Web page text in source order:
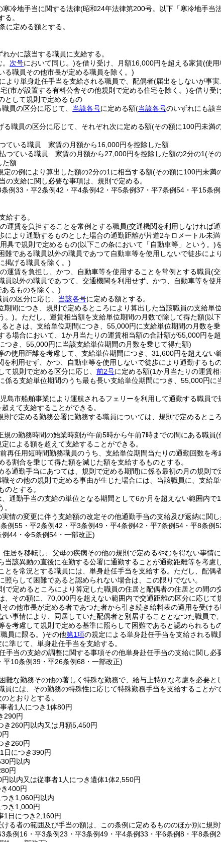
寒冷地手当に関する法律(昭和24年法律第200号。以下「寒冷地手当
る。
に定める額とする。
れかに該当する職員に支給する。
次号において同じ。)を借り受け、月額16,000円を超える家賃(使用
る職員その他市長が定める職員を除く。)
より単身赴任手当を支給される職員で、配偶者(届出をしないが事実
(市が設置する有料公舎その他規則で定める住宅を除く。)を借り受
として規則で定めるもの
員の区分に応じて、 当該各号に定める額(当該各号のいずれにも該
職員の区分に応じて、それぞれ次に定める額(その額に100円未満
ている職員 家賃の月額から16,000円を控除した額
つている職員 家賃の月額から27,000円を控除した額の2分の1(そ
た額
定の例により算出した額の2分の1に相当する額(その額に100円未満
の支給に関し必要な事項は、規則で定める。
例33・平2条例42・平4条例42・平5条例37・平7条例54・平15条
給する。
運賃を負担することを常例とする職員(交通機関を利用しなければ
により通勤するものとした場合の通勤距離が片道2キロメートル未
具で規則で定めるもの(以下この条において「自動車等」という。)
難である職員以外の職員であつて自動車等を使用しないで徒歩によ
掲げる職員を除く。)
運賃を負担し、かつ、自動車等を使用することを常例とする職員(
員以外の職員であつて、交通機関を利用せず、かつ、自動車等を
るものを除く。)
の区分に応じ、 当該各号に定める額とする。
間につき、規則で定めるところにより算出した当該職員の支給単
。)。 ただし、運賃相当額を支給単位期間の月数で除して得た額(以
ときは、支給単位期間につき、55,000円に支給単位期間の月数を
る場合において、1か月当たりの運賃相当額の合計額が55,000円を
つき、55,000円に当該支給単位期間の月数を乗じて得た額)
使用距離を考慮して、支給単位期間につき、31,600円を超えない
利用せず、かつ、自動車等を使用しないで徒歩により通勤するも
規則で定める区分に応じ、 前2号に定める額(1か月当たりの運賃
係る支給単位期間のうち最も長い支給単位期間につき、55,000円
島市船舶事業により運航されるフェリーを利用して通勤する職員
えて支給することができる。
則で定める勤務公署に勤務する職員については、規則で定めるところ
規の勤務時間の始業時刻が午前5時から午前7時までの間にある職員(
定による額を超えて支給することができる。
再任用短時間勤務職員のうち、支給単位期間当たりの通勤回数を考
割合を乗じて得た額を減じた額を支給するものとする。
る通勤手当にあつては、規則で定める期間)に係る最初の月の規則で
その他の規則で定める事由が生じた場合には、当該職員に、支給
とする。
通勤手当の支給の単位となる期間として6か月を超えない範囲内で
。
情の変更に伴う支給額の改定その他通勤手当の支給及び返納に関し
例55・平2条例42・平3条例49・平4条例42・平7条例54・平8条例
44・令5条例54・一部改正)
居を移転し、父母の疾病その他の規則で定めるやむを得ない事情
当該異動の直後に在勤する公署に通勤することが通勤距離等を考慮
を常況とする職員には、単身赴任手当を支給する。 ただし、配偶
らして困難であると認められない場合は、この限りでない。
で定めるところにより算定した職員の住居と配偶者の住居との間の
、その額に、70,000円を超えない範囲内で交通距離の区分に応じて
の他市長が定める者であつた者から引き続き給料表の適用を受け
い事情により、同居していた配偶者と別居することとなつた職員で
を考慮して規則で定める基準に照らして困難であると認められるも
員に限る。)その他第1項の規定による単身赴任手当を支給される
準じて、単身赴任手当を支給する。
手当の支給の調整に関する事項その他単身赴任手当の支給に関し必
10条例39・平26条例68・一部改正)
難な勤務その他の著しく特殊な勤務で、給与上特別な考慮を必要
には、その勤務の特殊性に応じて特殊勤務手当を支給することがで
とおりとする。
者1人につき1体80円
290円
260円以内又は月額5,450円
き260円
につき390円
円以内
円
以内又は従事者1人につき遺体1体2,550円
400円
き1,060円以内
き1,000円
日につき2,160円
る者の範囲及び手当の額は、この条例に定めるもののほか別に規則
条例16・平3条例23・平3条例49・平4条例33・平6条例8・平8条